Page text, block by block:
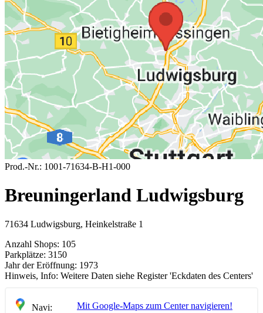
Prod.-Nr.: 1001-71634-B-H1-000
Breuningerland Ludwigsburg
71634 Ludwigsburg, Heinkelstraße 1
Anzahl Shops: 105
Parkplätze: 3150
Jahr der Eröffnung: 1973
Hinweis, Info: Weitere Daten siehe Register 'Eckdaten des Centers'
Navi:
Mit Google-Maps zum Center navigieren!